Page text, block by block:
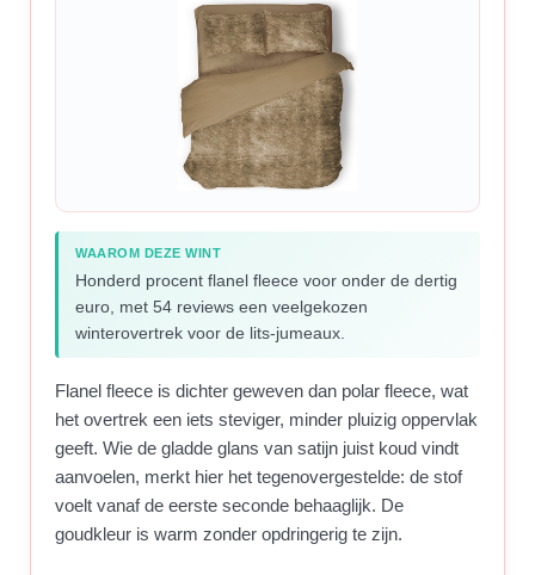
WAAROM DEZE WINT
Honderd procent flanel fleece voor onder de dertig
euro, met 54 reviews een veelgekozen
winterovertrek voor de lits-jumeaux.
Flanel fleece is dichter geweven dan polar fleece, wat
het overtrek een iets steviger, minder pluizig oppervlak
geeft. Wie de gladde glans van satijn juist koud vindt
aanvoelen, merkt hier het tegenovergestelde: de stof
voelt vanaf de eerste seconde behaaglijk. De
goudkleur is warm zonder opdringerig te zijn.